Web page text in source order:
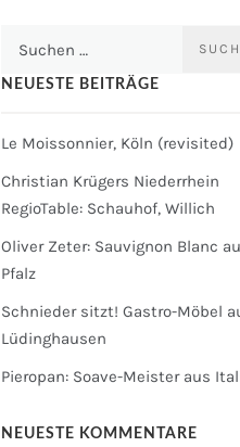
NEUESTE BEITRÄGE
Le Moissonnier, Köln (revisited)
Christian Krügers Niederrhein
RegioTable: Schauhof, Willich
Oliver Zeter: Sauvignon Blanc
Pfalz
Schnieder sitzt! Gastro-Möbel
Lüdinghausen
Pieropan: Soave-Meister aus
NEUESTE KOMMENTARE